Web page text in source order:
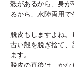
殻があるから、身
るから、水陸両用で
脱皮もしますよね。
古い殻を脱ぎ捨て、
ます。
脱皮の直後は、か